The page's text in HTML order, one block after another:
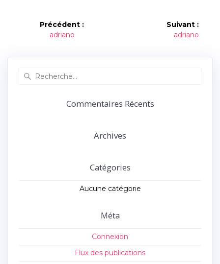
Navigation
Précédent :
Article
adriano
Suivant :
Article
adriano
Commentaires Récents
Archives
Catégories
Aucune catégorie
Méta
Connexion
Flux des publications